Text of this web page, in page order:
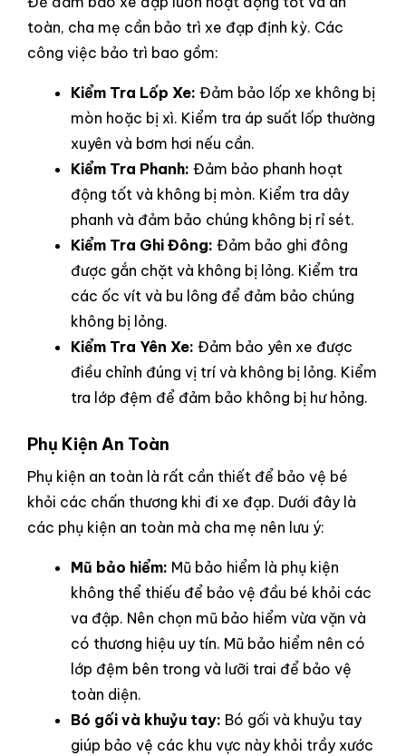
toàn, cha mẹ cần bảo trì xe đạp định kỳ. Các
công việc bảo trì bao gồm:
Kiểm Tra Lốp Xe: Đảm bảo lốp xe không bị
mòn hoặc bị xì. Kiểm tra áp suất lốp thường
xuyên và bơm hơi nếu cần.
Kiểm Tra Phanh: Đảm bảo phanh hoạt
động tốt và không bị mòn. Kiểm tra dây
phanh và đảm bảo chúng không bị rỉ sét.
Kiểm Tra Ghi Đông: Đảm bảo ghi đông
được gắn chặt và không bị lỏng. Kiểm tra
các ốc vít và bu lông để đảm bảo chúng
không bị lỏng.
Kiểm Tra Yên Xe: Đảm bảo yên xe được
điều chỉnh đúng vị trí và không bị lỏng. Kiểm
tra lớp đệm để đảm bảo không bị hư hỏng.
Phụ Kiện An Toàn
Phụ kiện an toàn là rất cần thiết để bảo vệ bé
khỏi các chấn thương khi đi xe đạp. Dưới đây là
các phụ kiện an toàn mà cha mẹ nên lưu ý:
Mũ bảo hiểm: Mũ bảo hiểm là phụ kiện
không thể thiếu để bảo vệ đầu bé khỏi các
va đập. Nên chọn mũ bảo hiểm vừa vặn và
có thương hiệu uy tín. Mũ bảo hiểm nên có
lớp đệm bên trong và lưỡi trai để bảo vệ
toàn diện.
Bó gối và khuỷu tay: Bó gối và khuỷu tay
giúp bảo vệ các khu vực này khỏi trầy xước